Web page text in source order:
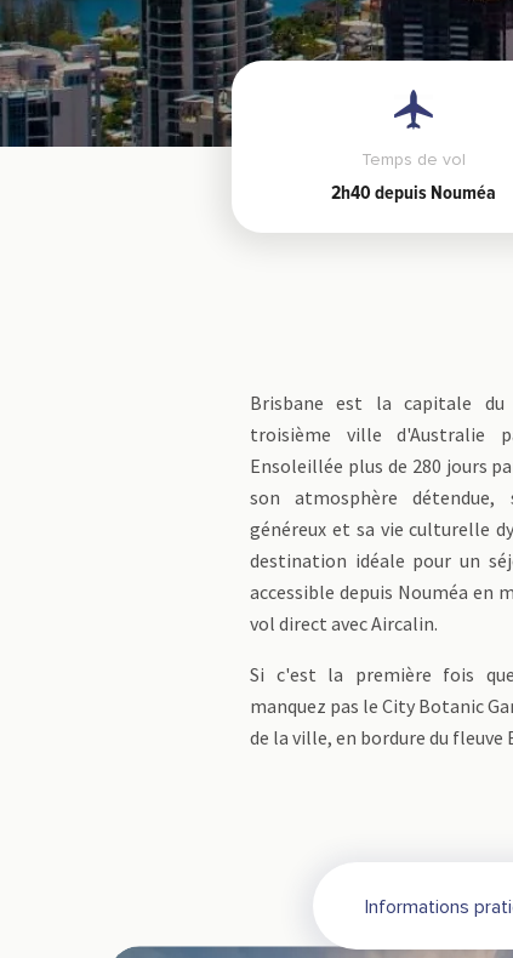
Temps de vol
2h40 depuis Nouméa
Brisbane est la capitale du
troisième ville d'Australie
Ensoleillée plus de 280 jours
son atmosphère détendue,
généreux et sa vie culturelle
destination idéale pour un
accessible depuis Nouméa en
vol direct avec Aircalin.
Si c'est la première fois
manquez pas le City Botanic
de la ville, en bordure du fleuve
Informations